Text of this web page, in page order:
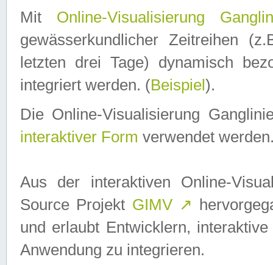
Mit Online-Visualisierung
gewässerkundlicher Zeitreihen
letzten drei Tage) dynamisch
integriert werden. (Beispiel ).
Die Online-Visualisierung
interaktiver Form verwendet
Aus der interaktiven Online-
Source Projekt GIMV ↗
und erlaubt Entwicklern,
Anwendung zu integrieren.